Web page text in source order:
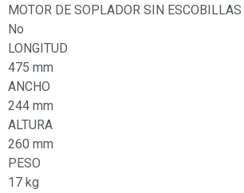
MOTOR DE SOPLADOR SIN ESCOBILLAS
No
LONGITUD
475 mm
ANCHO
244 mm
ALTURA
260 mm
PESO
17 kg